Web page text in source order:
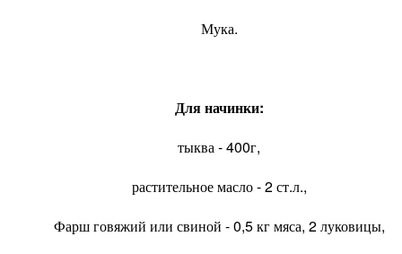
Мука.
Для начинки:
тыква - 400г,
растительное масло - 2 ст.л.,
Фарш говяжий или свиной - 0,5 кг мяса, 2 луковицы,